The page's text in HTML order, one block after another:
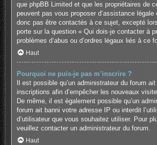
que phpBB Limited et que les propriétaires de
peuvent pas vous proposer d’assistance légale
donc pas être contactés à ce sujet, excepté
porte sur la question « Qui dois-je contacter à
problèmes d’abus ou d’ordres légaux liés à ce
Haut
Pourquoi ne puis-je pas m’inscrire ?
Il est possible qu’un administrateur du forum
inscriptions afin d’empêcher les nouveaux
De même, il est également possible qu’un
forum ait banni votre adresse IP ou interdit
d’utilisateur que vous souhaitez utiliser. Pour
veuillez contacter un administrateur du forum.
Haut